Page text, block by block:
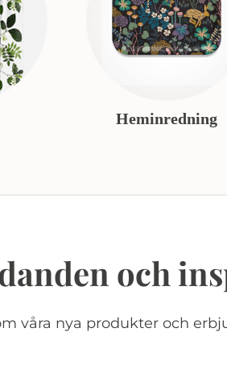
Heminredning
och
våra nya produkter och